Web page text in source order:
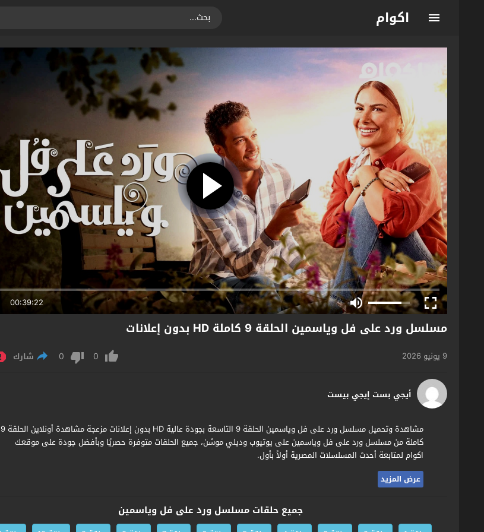
اكوام
00:39:22
مسلسل ورد على فل وياسمين الحلقة 9 كاملة HD بدون إعلانات
9 يونيو 2026 0
0 شارك
أيجي بست إيجي بيست
مشاهدة وتحميل مسلسل ورد على فل وياسمين الحلقة 9 التاسعة بجودة عالية HD بدون إعلانات مزعجة مشاهدة أونلاين الحلقة 9
كاملة من مسلسل ورد على فل وياسمين على يوتيوب وديلي موشن، جميع الحلقات متوفرة حصريًا وبأفضل جودة على موقعك
اكوام لمتابعة أحدث المسلسلات المصرية أولاً بأول.
عرض المزيد
جميع حلقات مسلسل ورد على فل وياسمين